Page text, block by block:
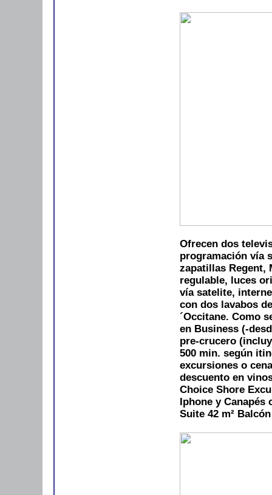
Ofrecen dos
programación vía
zapatillas Regent,
regulable, luces
vía satelite,
con dos lavabos
´Occitane. Como
en Business (-
pre-crucero
500 min. según
excursiones o
descuento en
Choice Shore
Iphone y Canapés
Suite 42 m² Balcón